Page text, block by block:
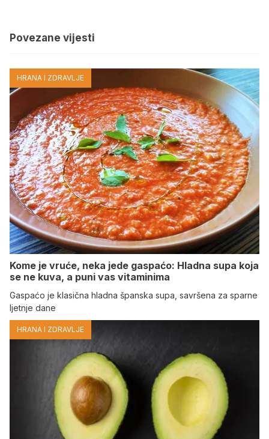
Povezane vijesti
HRANA I ZDRAVLJE
Kome je vruće, neka jede gaspaćo: Hladna supa koja
se ne kuva, a puni vas vitaminima
Gaspaćo je klasična hladna španska supa, savršena za sparne
ljetnje dane
HRANA I ZDRAVLJE